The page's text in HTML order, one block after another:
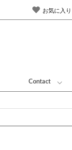
お気に入り
Contact